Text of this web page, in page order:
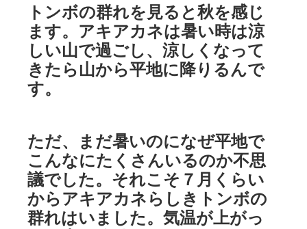
トンボの群れを見ると秋を感じ
ます。アキアカネは暑い時は涼
しい山で過ごし、涼しくなって
きたら山から平地に降りるんで
す。
ただ、まだ暑いのになぜ平地で
こんなにたくさんいるのか不思
議でした。それこそ７月くらい
からアキアカネらしきトンボの
群れはいました。気温が上がっ